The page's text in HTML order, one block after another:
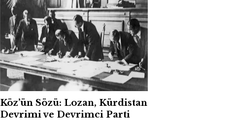
Köz’ün Sözü: Lozan, Kürdistan
Devrimi ve Devrimci Parti